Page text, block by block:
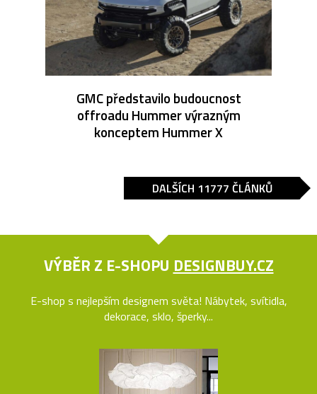
GMC představilo budoucnost
offroadu Hummer výrazným
konceptem Hummer X
DALŠÍCH 11777 ČLÁNKŮ
VÝBĚR Z E-SHOPU DESIGNBUY.CZ
E-shop s nejlepším designem světa! Nábytek, svítidla,
dekorace, sklo, šperky...